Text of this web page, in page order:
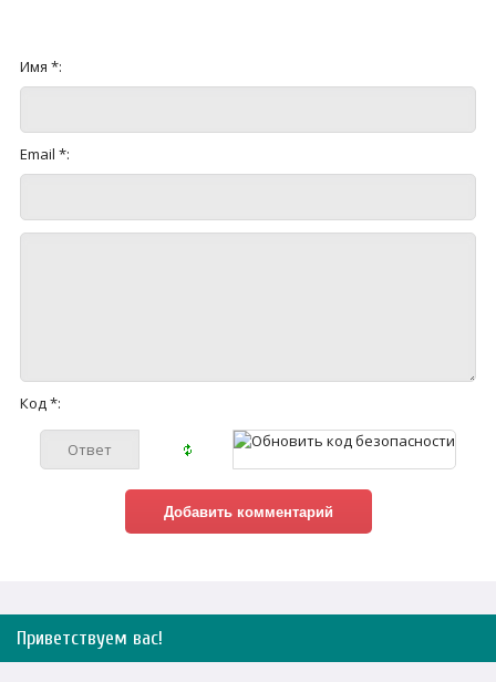
Имя *:
Email *:
Код *:
Приветствуем вас!